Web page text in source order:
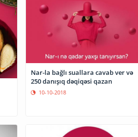
Nar-la bağlı suallara cavab ver və
250 danışıq dəqiqəsi qazan
10-10-2018